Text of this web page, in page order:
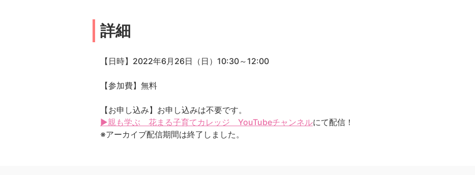
詳細
【日時】2022年6月26日（日）10:30～12:00
【参加費】無料
【お申し込み】お申し込みは不要です。
▶親も学ぶ 花まる子育てカレッジ YouTubeチャンネルにて配信！
※アーカイブ配信期間は終了しました。